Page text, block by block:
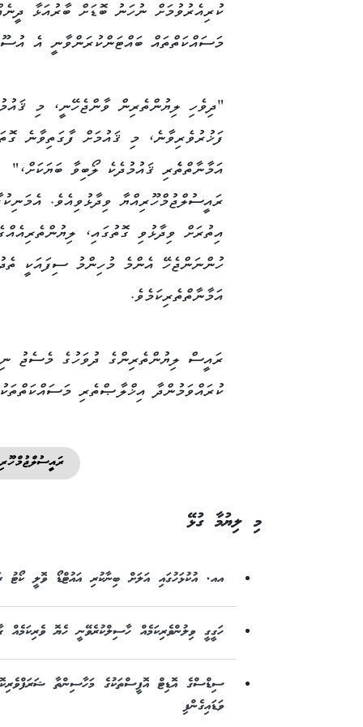
ކުރިއެރުވުމަށް ނުހަނު ބޮޑަށް ބާރުއަޅާ
މަސައްކަތްތައް ބައްޓަންކުރަންވާނީ އެ
"ދިވެހި ލިޔުންތެރިން ވާންޖެހޭނީ، މި
ފަޚުރުވެރިވާނެ، މި ޤައުމަށް ފާގަތިވާނެ
އަމާނާތްތެެރި ޤައުމުދެކެ ލޯބިވާ ބަޔަކަށް،"
ރައީސުލްޖުމްހޫރިއްޔާ ވިދާޅުވިއެވެ.
އިތުރަށް ވިދާޅުވި ގޮތުގައި،
ހުންނަންޖެހޭ އެންމެ މުހިންމު ސިފައަކީ
އަމާނާތްތެރިކަމެވެ.
ރައީސް ލިޔުންތެރިންގެ ދުވަހުގެ މެސެޖު
ކުރައްވަމުންދާ އިޚްލާޞްތެރި
މި ލިޔުމާ ގުޅޭ
އއ. އުކުޅަހުގައި އަލަށް ބިނާކުރި އައުޓްޑޯ ވޮލީ ކޯޓު
ހަގީގީ ވިލުންވެރިކަމެއް ހާސިލްކުރެވޭނީ ހެޔޮ ވެރިކަމެއް
ސިޑްސްގެ އޮޑިޓް އޮފީސްތަކުގެ މަހާސިންތާ
ވަޑައިގެންފި